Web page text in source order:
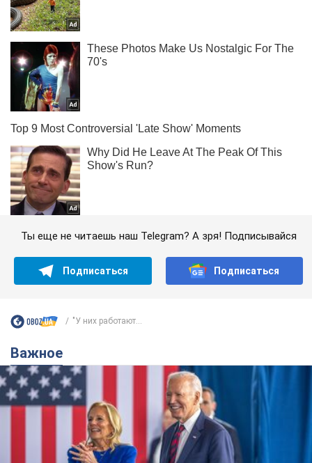
Ты еще не читаешь наш Telegram? А зря! Подписывайся
Подписаться Подписаться
"У них работают...
Важное